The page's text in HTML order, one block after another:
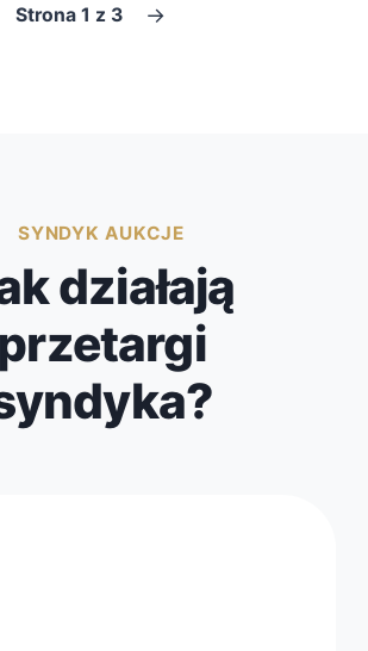
Strona 1 z 3 →
SYNDYK AUKCJE
działają
przetargi